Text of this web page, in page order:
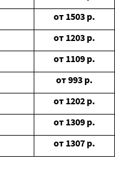
от 1503 р.
от 1203 р.
от 1109 р.
от993 р.
от 1202 р.
от 1309 р.
от 1307 р.